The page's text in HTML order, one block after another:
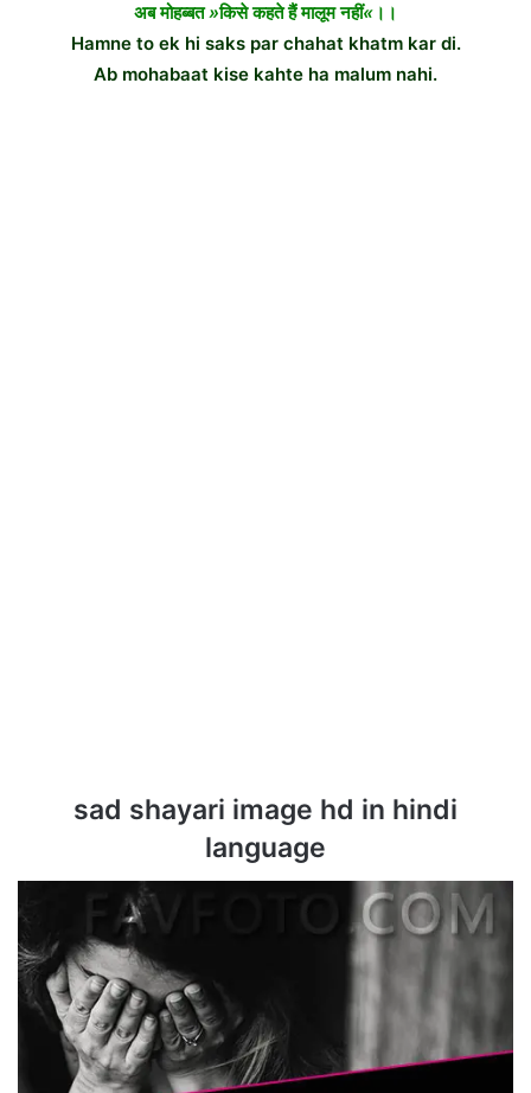
अब मोहब्बत»किसे कहते हैं मालूम नहीं« ।।
Hamne to ek hi saks par chahat khatm kar di.
Ab mohabaat kise kahte ha malum nahi.
sad shayari image hd in hindi
language